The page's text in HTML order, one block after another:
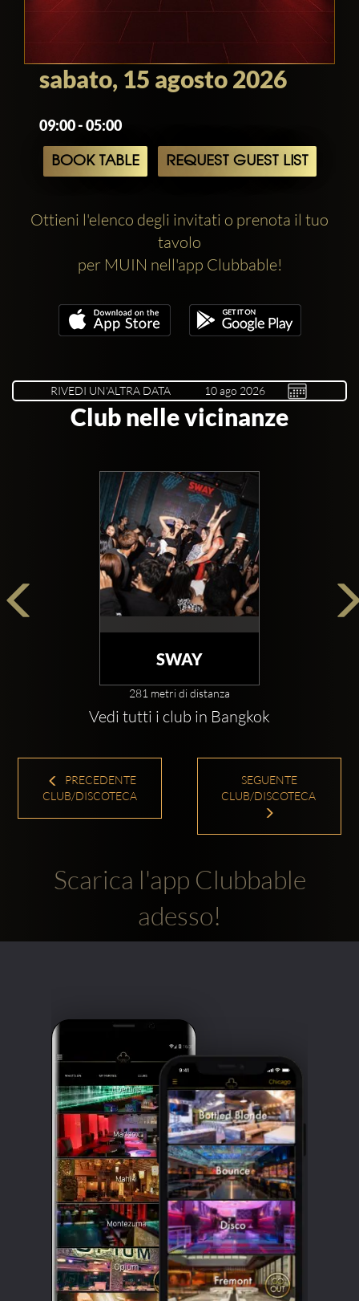
sabato, 15 agosto 2026
09:00 - 05:00
BOOK TABLE REQUEST GUEST LIST
Ottieni l'elenco degli invitati o prenota il tuo
tavolo
per MUIN nell'app Clubbable!
RIVEDI UN'ALTRA DATA
Club nelle vicinanze
SWAY
281 metri di distanza
Vedi tutti i club in Bangkok
PRECEDENTE
CLUB/DISCOTECA
SEGUENTE
CLUB/DISCOTECA
Scarica l'app Clubbable
adesso!